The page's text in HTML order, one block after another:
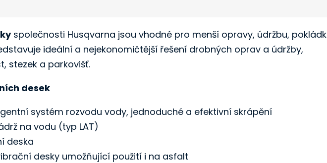
společnosti Husqvarna jsou vhodné pro menší opravy, údržbu,
ideální a nejekonomičtější řešení drobných oprav a údržby,
stezek a parkovišť.
desek
systém rozvodu vody, jednoduché a efektivní skrápění
na vodu (typ LAT)
deska
desky umožňující použití i na asfalt